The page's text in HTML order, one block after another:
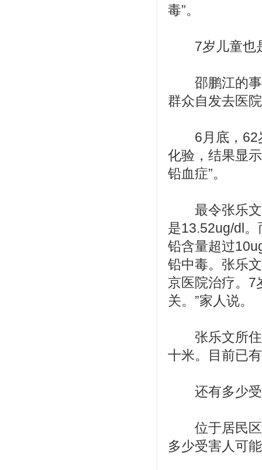
毒”。
7岁儿童也
邵鹏江的事
群众自发去医
6月底，62岁
化验，结果显
铅血症”。
最令张乐文
是13.52ug/dl
铅含量超过
铅中毒。张乐
京医院治疗。7
关。”家人说。
张乐文所住
十米。目前已
还有多少受
位于居民区
多少受害人可